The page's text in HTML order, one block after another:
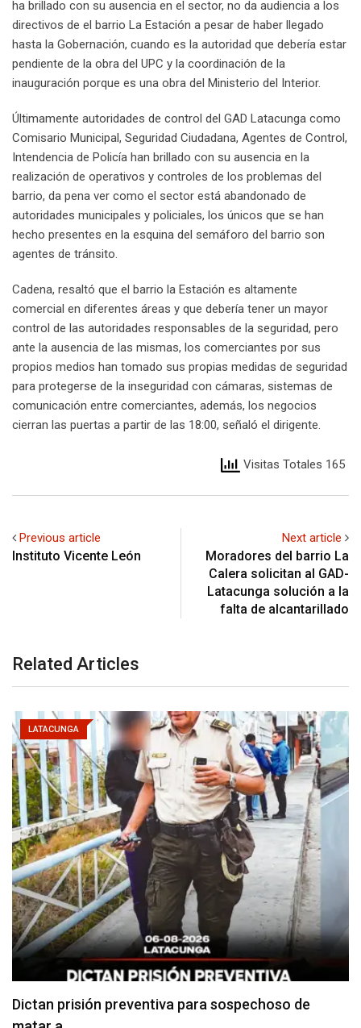
ha brillado con su ausencia en el sector, no da audiencia a los
directivos de el barrio La Estación a pesar de haber llegado
hasta la Gobernación, cuando es la autoridad que debería estar
pendiente de la obra del UPC y la coordinación de la
inauguración porque es una obra del Ministerio del Interior.
Últimamente autoridades de control del GAD Latacunga como
Comisario Municipal, Seguridad Ciudadana, Agentes de Control,
Intendencia de Policía han brillado con su ausencia en la
realización de operativos y controles de los problemas del
barrio, da pena ver como el sector está abandonado de
autoridades municipales y policiales, los únicos que se han
hecho presentes en la esquina del semáforo del barrio son
agentes de tránsito.
Cadena, resaltó que el barrio la Estación es altamente
comercial en diferentes áreas y que debería tener un mayor
control de las autoridades responsables de la seguridad, pero
ante la ausencia de las mismas, los comerciantes por sus
propios medios han tomado sus propias medidas de seguridad
para protegerse de la inseguridad con cámaras, sistemas de
comunicación entre comerciantes, además, los negocios
cierran las puertas a partir de las 18:00, señaló el dirigente.
Visitas Totales 165
Previous article
Instituto Vicente León
Next article
Moradores del barrio La
Calera solicitan al GAD-
Latacunga solución a la
falta de alcantarillado
Related Articles
LATACUNGA
Usuarios madrugan y hacen largas filas para